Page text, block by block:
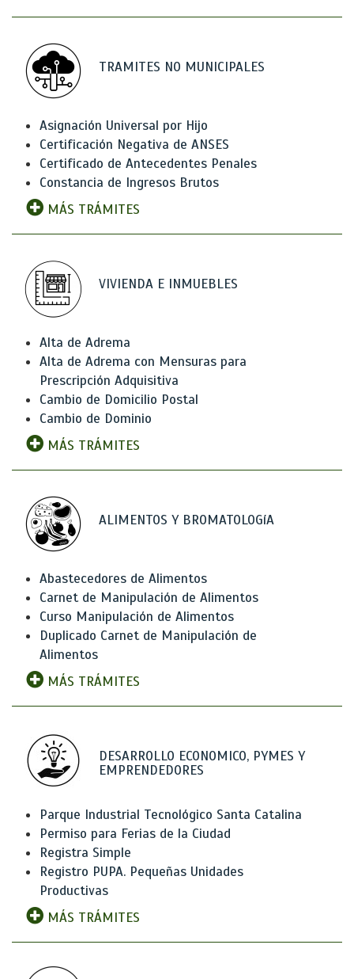
TRAMITES NO MUNICIPALES
Asignación Universal por Hijo
Certificación Negativa de ANSES
Certificado de Antecedentes Penales
Constancia de Ingresos Brutos
MÁS TRÁMITES
VIVIENDA E INMUEBLES
Alta de Adrema
Alta de Adrema con Mensuras para
Prescripción Adquisitiva
Cambio de Domicilio Postal
Cambio de Dominio
MÁS TRÁMITES
ALIMENTOS Y BROMATOLOGíA
Abastecedores de Alimentos
Carnet de Manipulación de Alimentos
Curso Manipulación de Alimentos
Duplicado Carnet de Manipulación de
Alimentos
MÁS TRÁMITES
DESARROLLO ECONOMICO, PYMES Y
EMPRENDEDORES
Parque Industrial Tecnológico Santa Catalina
Permiso para Ferias de la Ciudad
Registra Simple
Registro PUPA. Pequeñas Unidades
Productivas
MÁS TRÁMITES